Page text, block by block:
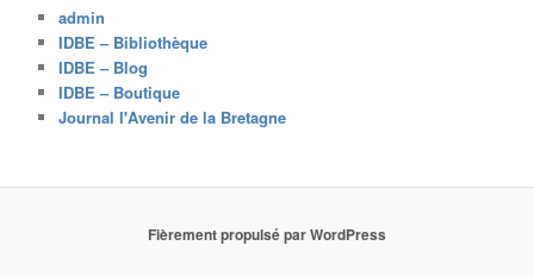
c
h
e
admin
IDBE – Bibliothèque
IDBE – Blog
IDBE – Boutique
Journal l'Avenir de la Bretagne
Fièrement propulsé par WordPress